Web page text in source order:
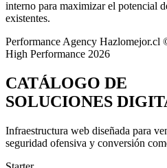
interno para maximizar el potencial
existentes.
Performance Agency Hazlomejor.cl
High Performance 2026
CATÁLOGO DE
SOLUCIONES
Infraestructura web diseñada para
seguridad ofensiva y conversión